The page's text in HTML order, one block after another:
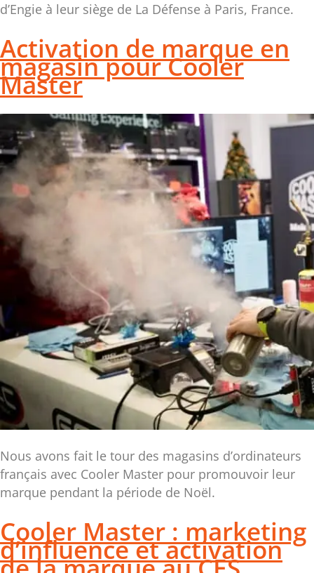
d’Engie à leur siège de La Défense à Paris, France.
Activation de marque en
magasin pour Cooler
Master
Nous avons fait le tour des magasins d’ordinateurs
français avec Cooler Master pour promouvoir leur
marque pendant la période de Noël.
Cooler Master : marketing
d’influence et activation